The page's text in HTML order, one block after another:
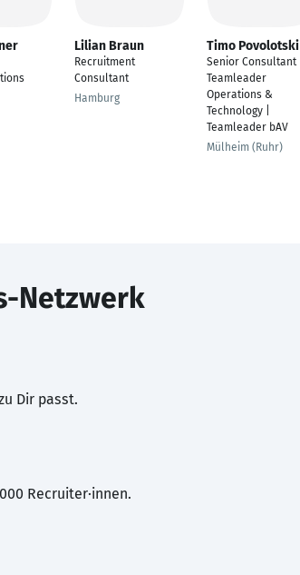
Lilian Braun
Recruitment
Consultant
Hamburg
Timo Povolotski
Senior Consultant |
Teamleader
Operations &
Technology |
Teamleader bAV
Mülheim (Ruhr)
Netzwerk
Dir passt.
Recruiter·innen.